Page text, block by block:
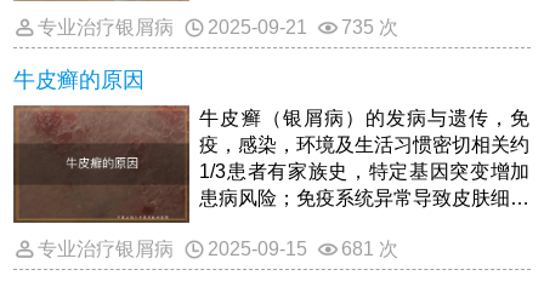
专业治疗银屑病
2025-09-21 735 次
牛皮癣的原因
牛皮癣（银屑病）的发病与遗传，免
疫，感染，环境及生活习惯密切相关约
1/3患者有家族史，特定基因突变增加
患病风险；免疫系统异常导致皮肤细胞
力等可诱发病情；寒冷潮湿环境，吸
专业治疗银屑病 2025-09-15 681 次